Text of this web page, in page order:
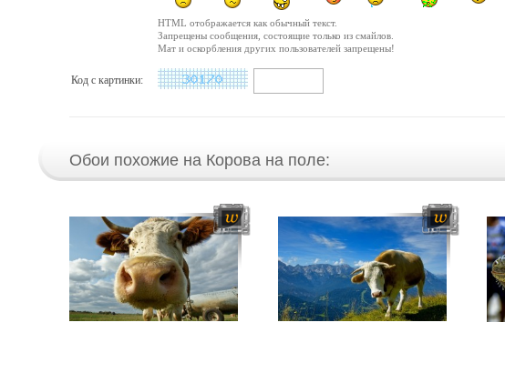
HTML отображается как обычный текст.
Запрещены сообщения, состоящие только из смайлов.
Мат и оскорбления других пользователей запрещены!
Код с картинки:
Обои похожие на Корова на поле: